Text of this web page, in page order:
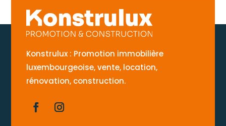
Konstrulux : Promotion immobilière
luxembourgeoise, vente, location,
rénovation, construction.